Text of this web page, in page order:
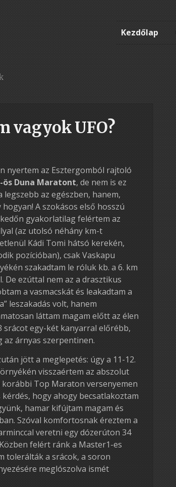
Kezdőlap
vagyok UFO?
nyertem az Esztergomból rajtoló
ös Duna Maratont, de nem is ez
legszebb az egészben, hanem,
hogyan! A szokásos első hosszú
gyakorlatilag felértem az
(az utolsó néhány km-t
Kádi Tomi hátsó kerekén,
pozícióban), csak Vaskapu
szakadtam le róluk kb. a 6. km
De ezúttal nem az a drasztikus
a vasmacskát és leakadtam a
leszakadás volt, hanem
láttam magam előtt az élen
srácot egy-két kanyarral előrébb,
az árnyas szerpentinen.
jött a meglepetés: úgy a 11-12.
visszaértem az abszolut
Top Maraton versenyemen
hogy ahogy becsatlakoztam
hamar kifújtam magam és
Szóval komfortosnak éreztem a
veretni egy dózerúton 34
felért ránk a Master1-es
tolerálták a srácok, a soron
meglószolva ismét